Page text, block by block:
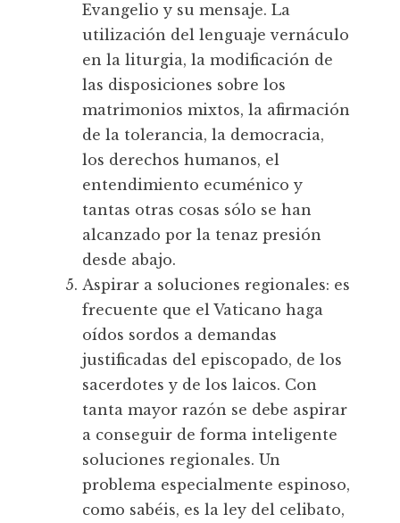
Evangelio y su mensaje. La
utilización del lenguaje vernáculo
en la liturgia, la modificación de
las disposiciones sobre los
matrimonios mixtos, la afirmación
de la tolerancia, la democracia,
los derechos humanos, el
entendimiento ecuménico y
tantas otras cosas sólo se han
alcanzado por la tenaz presión
desde abajo.
Aspirar a soluciones regionales: es
frecuente que el Vaticano haga
oídos sordos a demandas
justificadas del episcopado, de los
sacerdotes y de los laicos. Con
tanta mayor razón se debe aspirar
a conseguir de forma inteligente
soluciones regionales. Un
problema especialmente espinoso,
como sabéis, es la ley del celibato,